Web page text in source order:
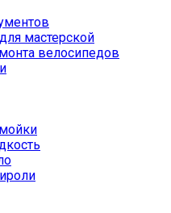
мастерской
велосипедов